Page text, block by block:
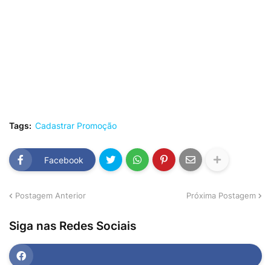
Tags: Cadastrar Promoção
Facebook
Postagem Anterior Próxima Postagem
Siga nas Redes Sociais